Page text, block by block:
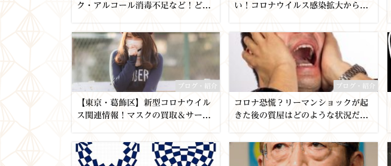
ク・アルコール消毒不足など！どう
存在！【質屋かんてい局亀有店】
酒・ワイン・ウイスキー・焼酎・ブ
ランデー・シャンパン・国産酒・洋
い！コロナウイルス感染拡大から知
有店
ブログ・紹介
【東京・葛飾区】新型コロナウイル
ス関連情報！マスクの買取＆サービ
店】社会貢献 足立区 千葉
ブログ・紹介
コロナ恐慌？リーマンショックが起
きた後の質屋はどのような状況だっ
区 足立区 東京 千葉 質 買取 販売